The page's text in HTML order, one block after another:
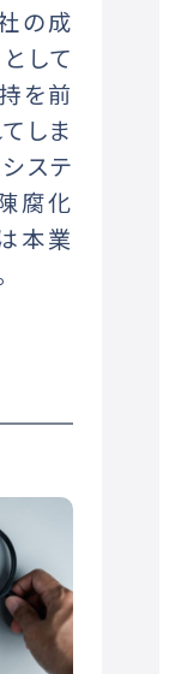
の成
して
を前
しま
ステ
腐化
本業